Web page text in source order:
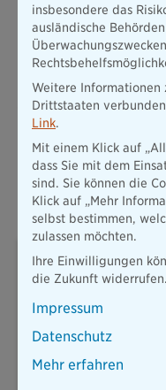
Die Ratingagentur
einem umfangreichen
Folge die Qualitätsnote
Neue Bayerische
Spitzenauszeichnung
jeweils in den vier
Kundenorientierung und
Details zu den
Bayerische werden auf
2020 in München
Wolfgang
Thomas-Dehler-Str. 25
81737 München
T: 089 / 6787-8258
insbesondere das
ausländische
Weitere Informationen
Drittstaaten
Link.
Mit einem Klick auf
dass Sie mit dem
sind. Sie können die
Klick auf „Mehr
selbst bestimmen,
zulassen möchten.
Ihre Einwilligungen
die Zukunft widerrufen.
Impressum
Datenschutz
Mehr erfahren